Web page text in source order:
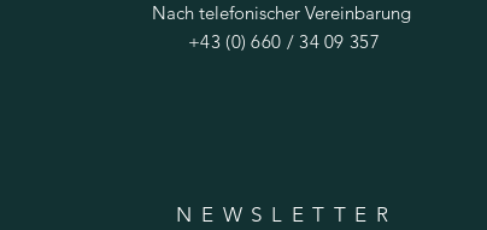
Nach telefonischer Vereinbarung
+43 (0) 660 / 34 09 357
NEWSLETTER